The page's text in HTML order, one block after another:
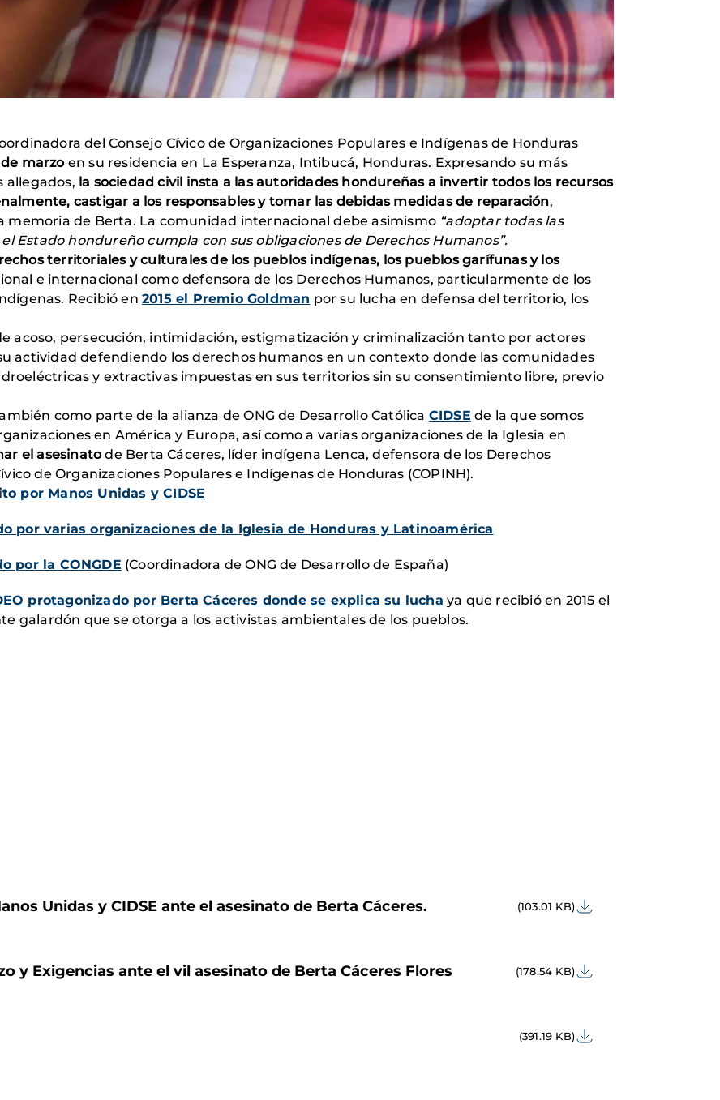
del Consejo Cívico de Organizaciones Populares e Indígenas de Honduras
marzoen su residencia en La Esperanza, Intibucá, Honduras. Expresando su más
allegados, la sociedad civil insta a las autoridades hondureñas a invertir todos los recursos
castigar a los responsables y tomar las debidas medidas de reparación,
memoria de Berta. La comunidad internacional debe asimismo “adoptar todas las
Estado hondureño cumpla con sus obligaciones de Derechos Humanos”.
territoriales y culturales de los pueblos indígenas, los pueblos garífunas y los
e internacional como defensora de los Derechos Humanos, particularmente de los
Recibió en2015 el Premio Goldman por su lucha en defensa del territorio, los
acoso, persecución, intimidación, estigmatización y criminalización tanto por actores
actividad defendiendo los derechos humanos en un contexto donde las comunidades
y extractivas impuestas en sus territorios sin su consentimiento libre, previo
como parte de la alianza de ONG de Desarrollo Católica CIDSE de la que somos
en América y Europa, así como a varias organizaciones de la Iglesia en
el asesinatode Berta Cáceres, líder indígena Lenca, defensora de los Derechos
de Organizaciones Populares e Indígenas de Honduras (COPINH).
por Manos Unidas y CIDSE
por varias organizaciones de la Iglesia de Honduras y Latinoamérica
por la CONGDE (Coordinadora de ONG de Desarrollo de España)
protagonizado por Berta Cáceres donde se explica su lucha ya que recibió en 2015 el
galardón que se otorga a los activistas ambientales de los pueblos.
Unidas y CIDSE ante el asesinato de Berta Cáceres. (103.01 KB)
y Exigencias ante el vil asesinato de Berta Cáceres Flores (178.54 KB)
(391.19 KB)